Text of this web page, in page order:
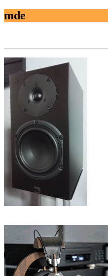
mde